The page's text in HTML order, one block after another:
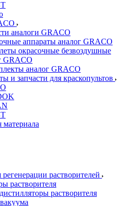
аналоги GRACO
аппараты аналог GRACO
окрасочные безвоздушные
GRACO
аналог GRACO
и запчасти для краскопультов
растворителей
растворителя
растворителя